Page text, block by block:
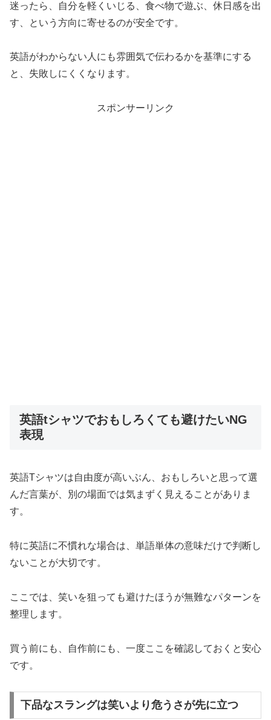
迷ったら、自分を軽くいじる、食べ物で遊ぶ、休日感を出
す、という方向に寄せるのが安全です。
英語がわからない人にも雰囲気で伝わるかを基準にする
と、失敗しにくくなります。
スポンサーリンク
英語tシャツでおもしろくても避けたいNG
表現
英語Tシャツは自由度が高いぶん、おもしろいと思って選
んだ言葉が、別の場面では気まずく見えることがありま
す。
特に英語に不慣れな場合は、単語単体の意味だけで判断し
ないことが大切です。
ここでは、笑いを狙っても避けたほうが無難なパターンを
整理します。
買う前にも、自作前にも、一度ここを確認しておくと安心
です。
下品なスラングは笑いより危うさが先に立つ